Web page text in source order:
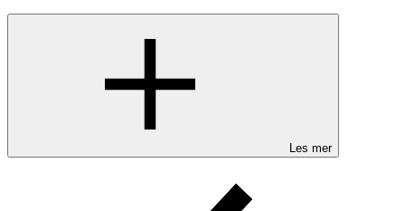
Les mer